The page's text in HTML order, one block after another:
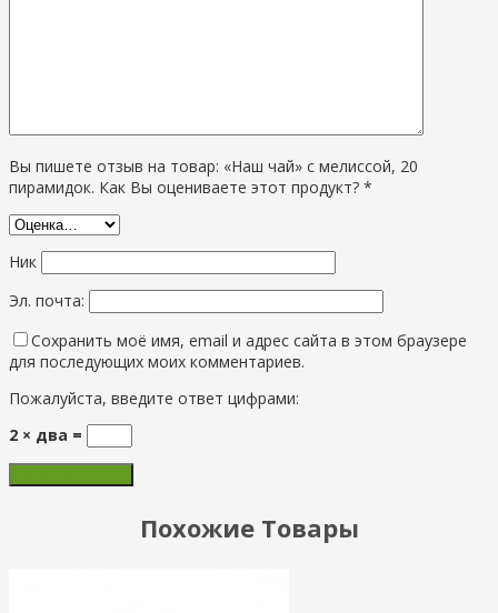
Вы пишете отзыв на товар: «Наш чай» с мелиссой, 20
пирамидок. Как Вы оцениваете этот продукт? *
Ник
Эл. почта:
Сохранить моё имя, email и адрес сайта в этом браузере
для последующих моих комментариев.
Пожалуйста, введите ответ цифрами:
2 × два =
Похожие Товары